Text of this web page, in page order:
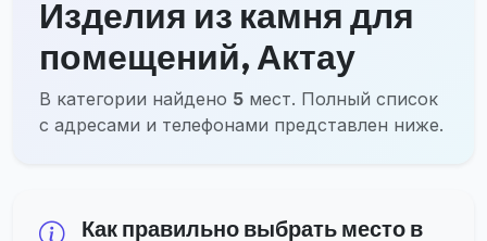
Изделия из камня для
помещений, Актау
В категории найдено 5 мест. Полный список
с адресами и телефонами представлен ниже.
Как правильно выбрать место в